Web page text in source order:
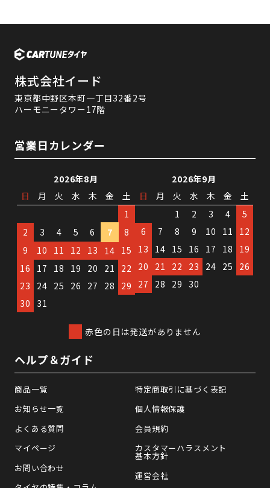
株式会社イード
東京都中野区本町一丁目32番2号
ハーモニータワー17階
営業日カレンダー
2026年8月
日
月 火 水 木 金
土
1
2
3 4 5 6 7
8
9
10 11 12 13 14 15
16
17 18 19 20 21
22
23
24 25 26 27 28
29
30
31
2026年9月
日
月 火 水 木 金
土
1
2 3 4
5
6
7 8 9 10 11
12
13
14 15 16 17 18
19
20
21 22 23 24 25
26
27
28 29 30
赤色の日は発送がありません
ヘルプ＆ガイド
商品一覧
お知らせ一覧
よくある質問
マイページ
お問い合わせ
特定商取引に基づく表記
個人情報保護
会員規約
カスタマーハラスメント
基本方針
運営会社